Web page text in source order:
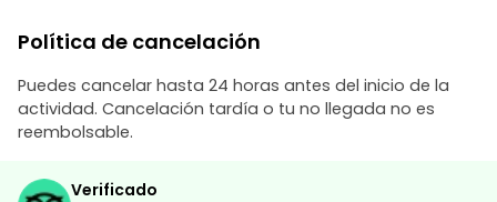
Política de cancelación
Puedes cancelar hasta 24 horas antes del inicio de la
actividad. Cancelación tardía o tu no llegada no es
reembolsable.
Verificado